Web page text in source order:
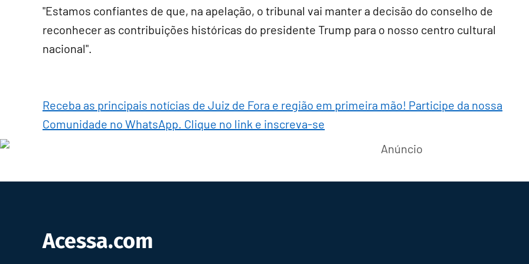
"Estamos confiantes de que, na apelação, o tribunal vai manter a decisão do conselho de
reconhecer as contribuições históricas do presidente Trump para o nosso centro cultural
nacional".
Receba as principais notícias de Juiz de Fora e região em primeira mão! Participe da nossa
Comunidade no WhatsApp. Clique no link e inscreva-se
Acessa.com